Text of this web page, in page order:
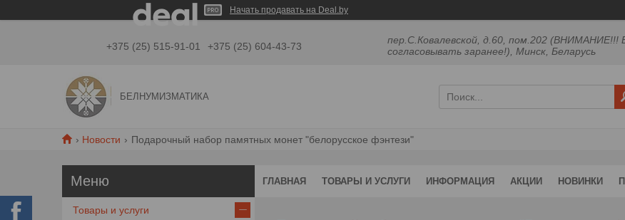
Начать продавать на Deal.by
+375 (25) 515-91-01 +375 (25) 604-43-73
пер.С.Ковалевской, д.60, пом.202 (ВНИМАНИЕ!!!
согласовывать заранее!), Минск, Беларусь
БЕЛНУМИЗМАТИКА
Новости Подарочный набор памятных монет "белорусское фэнтези"
ГЛАВНАЯ ТОВАРЫ И УСЛУГИ ИНФОРМАЦИЯ АКЦИИ НОВИНКИ
Товары и услуги